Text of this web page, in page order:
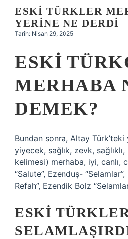
Hakkımızda
ESKI TÜRKLER
YERINE NE DERDI
Tarih: Nisan 29, 2025
ESKI
MERHABA
DEMEK?
Bundan sonra, Altay Türk’teki
yiyecek, sağlık, zevk, sağlıklı,
kelimesi) merhaba, iyi, canlı,
“Salute”, Ezenduş-
Refah”, Ezendik Bolz
ESKI